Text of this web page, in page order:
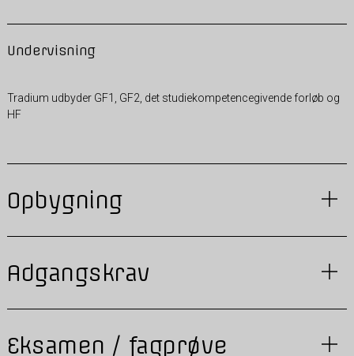
Undervisning
Tradium udbyder GF1, GF2, det studiekompetencegivende forløb og
HF
Opbygning
Adgangskrav
Eksamen / fagprøve